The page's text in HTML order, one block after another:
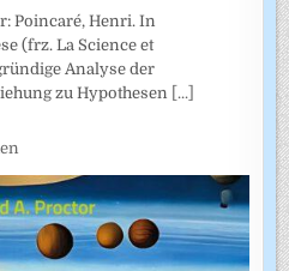
Poincaré, Henri. In
(frz. La Science et
Analyse der
zu Hypothesen [...]